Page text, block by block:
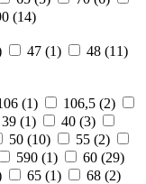
(14)
47 (1) 48 (11)
(1) 106,5 (2)
39 (1) 40 (3)
50 (10) 55 (2)
590 (1) 60 (29)
65 (1) 68 (2)